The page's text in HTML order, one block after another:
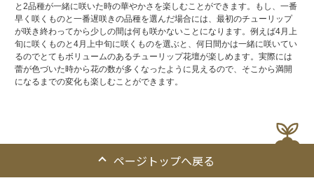
と2品種が一緒に咲いた時の華やかさを楽しむことができます。もし、一番
早く咲くものと一番遅咲きの品種を選んだ場合には、最初のチューリップ
が咲き終わってから少しの間は何も咲かないことになります。例えば4月上
旬に咲くものと4月上中旬に咲くものを選ぶと、何日間かは一緒に咲いてい
るのでとてもボリュームのあるチューリップ花壇が楽しめます。実際には
蕾が色づいた時から花の数が多くなったように見えるので、そこから満開
になるまでの変化も楽しむことができます。
ページトップへ戻る